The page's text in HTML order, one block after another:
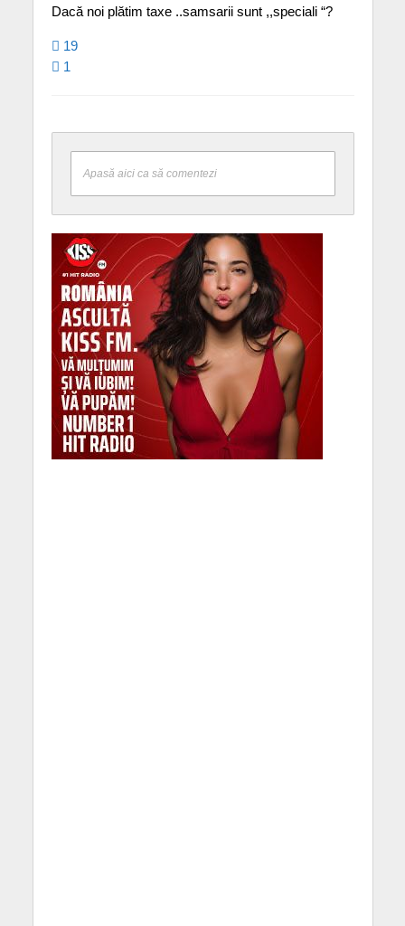
Dacă noi plătim taxe ..samsarii sunt ,,speciali “?
19
1
Apasă aici ca să comentezi